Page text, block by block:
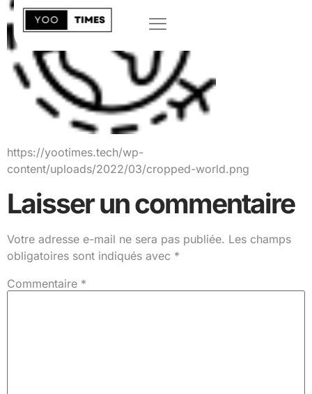
https://yootimes.tech/wp-
content/uploads/2022/03/cropped-world.png
Laisser un commentaire
Votre adresse e-mail ne sera pas publiée. Les champs
obligatoires sont indiqués avec *
Commentaire *